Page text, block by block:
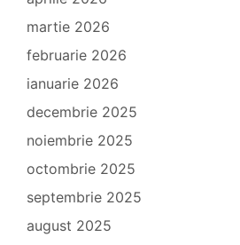
martie 2026
februarie 2026
ianuarie 2026
decembrie 2025
noiembrie 2025
octombrie 2025
septembrie 2025
august 2025